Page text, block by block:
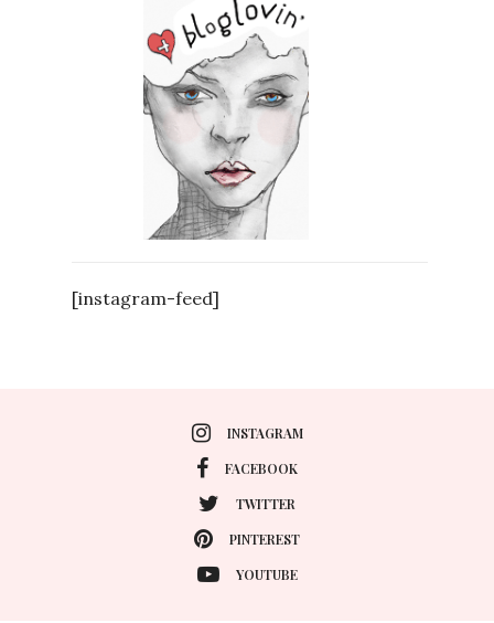
[instagram-feed]
INSTAGRAM
FACEBOOK
TWITTER
PINTEREST
YOUTUBE